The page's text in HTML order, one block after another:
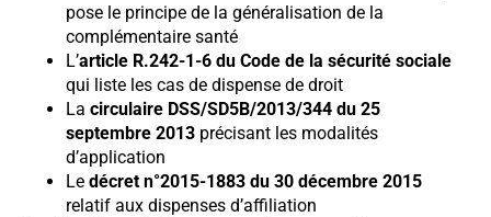
pose le principe de la généralisation de la
complémentaire santé
L’article R.242-1-6 du Code de la sécurité sociale
qui liste les cas de dispense de droit
La circulaire DSS/SD5B/2013/344 du 25
septembre 2013 précisant les modalités
d’application
Le décret n°2015-1883 du 30 décembre 2015
relatif aux dispenses d’affiliation